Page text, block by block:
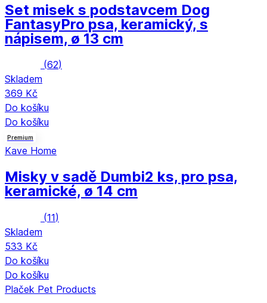
Set misek s podstavcem Dog
FantasyPro psa, keramický, s
nápisem, ø 13 cm
(62)
Skladem
369 Kč
Do košíku
Do košíku
Premium
Kave Home
Misky v sadě Dumbi2 ks, pro psa,
keramické, ø 14 cm
(11)
Skladem
533 Kč
Do košíku
Do košíku
Plaček Pet Products